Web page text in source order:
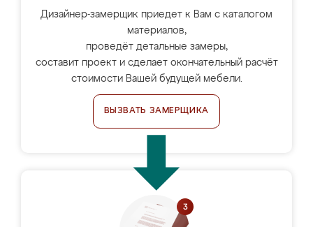
Дизайнер-замерщик приедет к Вам с каталогом
материалов,
проведёт детальные замеры,
составит проект и сделает окончательный расчёт
стоимости Вашей будущей мебели.
ВЫЗВАТЬ ЗАМЕРЩИКА